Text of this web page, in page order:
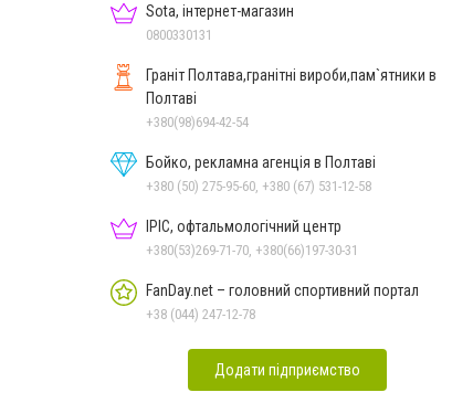
Sota, інтернет-магазин
0800330131
Граніт Полтава,гранітні вироби,пам`ятники в
Полтаві
+380(98)694-42-54
Бойко, рекламна агенція в Полтаві
+380 (50) 275-95-60, +380 (67) 531-12-58
ІРІС, офтальмологічний центр
+380(53)269-71-70, +380(66)197-30-31
FanDay.net – головний спортивний портал
+38 (044) 247-12-78
Додати підприємство